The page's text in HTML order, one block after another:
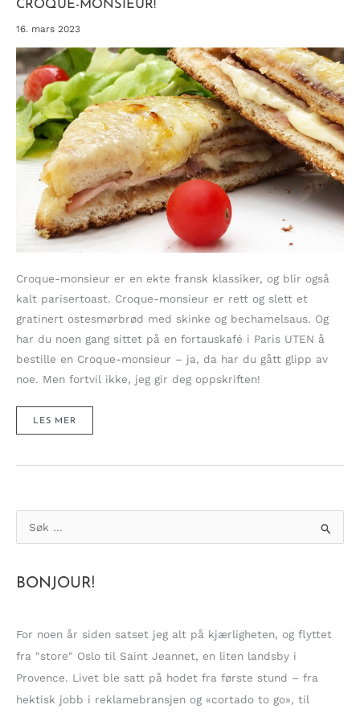
CROQUE-MONSIEUR!
16. mars 2023
Croque-monsieur er en ekte fransk klassiker, og blir også
kalt parisertoast. Croque-monsieur er rett og slett et
gratinert ostesmørbrød med skinke og bechamelsaus. Og
har du noen gang sittet på en fortauskafé i Paris UTEN å
bestille en Croque-monsieur – ja, da har du gått glipp av
noe. Men fortvil ikke, jeg gir deg oppskriften!
LA
FÅ
VENN,
LES MER
ø
e
t
e
r
:
BONJOUR!
For noen år siden satset jeg alt på kjærligheten, og flyttet
fra "store" Oslo til Saint Jeannet, en liten landsby i
Provence. Livet ble satt på hodet fra første stund – fra
hektisk jobb i reklamebransjen og «cortado to go», til